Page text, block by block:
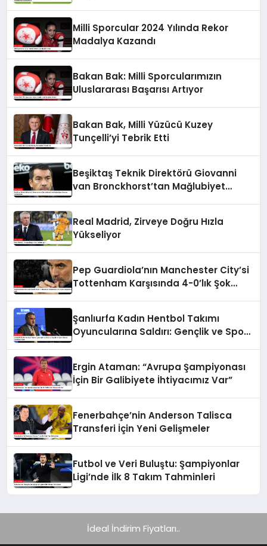
Milli Sporcular 2024 Yılında Rekor
Madalya Kazandı
Bakan Bak: Milli Sporcularımızın
Uluslararası Başarısı Artıyor
Bakan Bak, Milli Yüzücü Kuzey
Tunçelli’yi Tebrik Etti
Beşiktaş Teknik Direktörü Giovanni
van Bronckhorst’tan Mağlubiyet
Real Madrid, Zirveye Doğru Hızla
Yükseliyor
Pep Guardiola’nın Manchester City’si
Tottenham Karşısında 4-0’lık Şok
Şanlıurfa Kadın Hentbol Takımı
Oyuncularına Saldırı: Gençlik ve Spor
Ergin Ataman: “Avrupa Şampiyonası
İçin Bir Galibiyete İhtiyacımız Var”
Fenerbahçe’nin Anderson Talisca
Transferi İçin Yeni Gelişmeler
Futbol ve Veri Buluştu: Şampiyonlar
Ligi’nde İlk 8 Takım Tahminleri
İdeal İndirim Fiyatları..